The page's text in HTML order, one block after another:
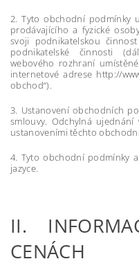
2. Tyto obchodní podmínky
prodávajícího a fyzické
svoji podnikatelskou
podnikatelské činnosti
webového rozhraní
internetové adrese http://
obchod“).
3. Ustanovení obchodních
smlouvy. Odchylná
ustanoveními těchto
4. Tyto obchodní podmínky
jazyce.
II.
CENÁCH